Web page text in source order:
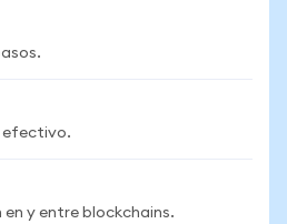
efectivo.
en y entre blockchains.